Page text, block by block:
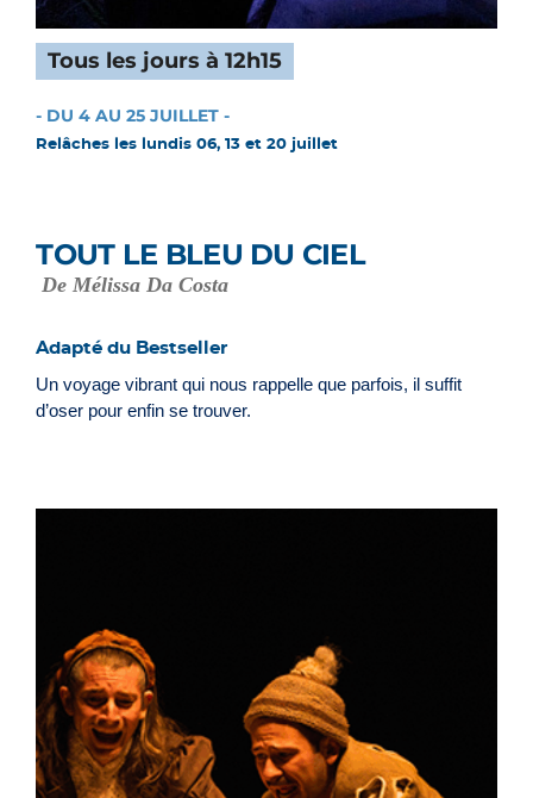
Tous les jours à 12h15
- DU 4 AU 25 JUILLET -
Relâches les lundis 06, 13 et 20 juillet
TOUT LE BLEU DU CIEL
De Mélissa Da Costa
Adapté du Bestseller
Un voyage vibrant qui nous rappelle que parfois, il suffit
d’oser pour enfin se trouver.